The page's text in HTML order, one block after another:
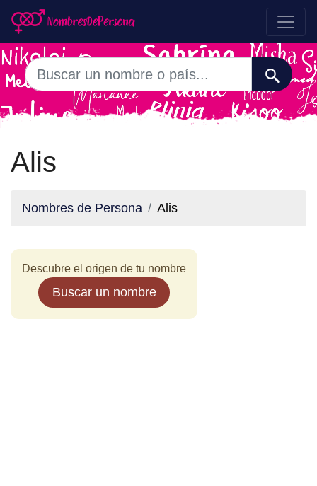
Alis
Nombres de Persona Alis
Descubre el origen de tu nombre
Buscar un nombre